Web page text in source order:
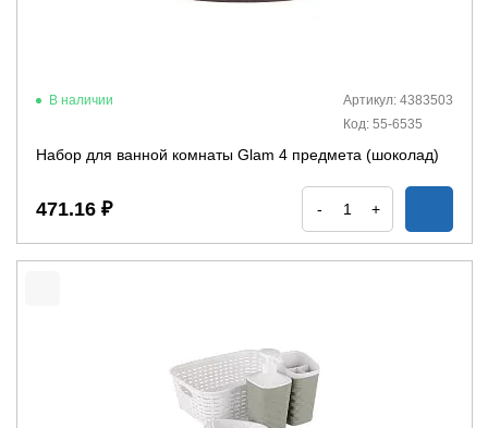
В наличии
Артикул: 4383503
Код: 55-6535
Набор для ванной комнаты Glam 4 предмета (шоколад)
471.16 ₽ - +